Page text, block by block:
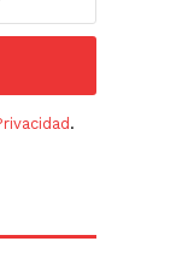
.